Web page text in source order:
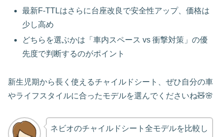
最新F‑TTLはさらに台座改良で安全性アップ、価格は
少し高め
どちらを選ぶかは「車内スペース vs 衝撃対策」の優
先度で判断するのがポイント
新生児期から長く使えるチャイルドシート、ぜひ自分の車
やライフスタイルに合ったモデルを選んでくださいね🧸🌸
ネビオのチャイルドシート全モデルを比較し